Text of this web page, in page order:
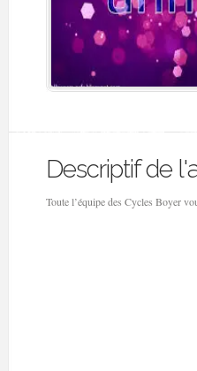
Descriptif de
Toute l’équipe des Cycles Boyer